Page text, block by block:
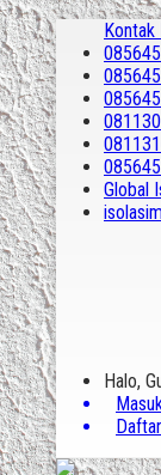
Kontak
Global
Halo,
Daftar